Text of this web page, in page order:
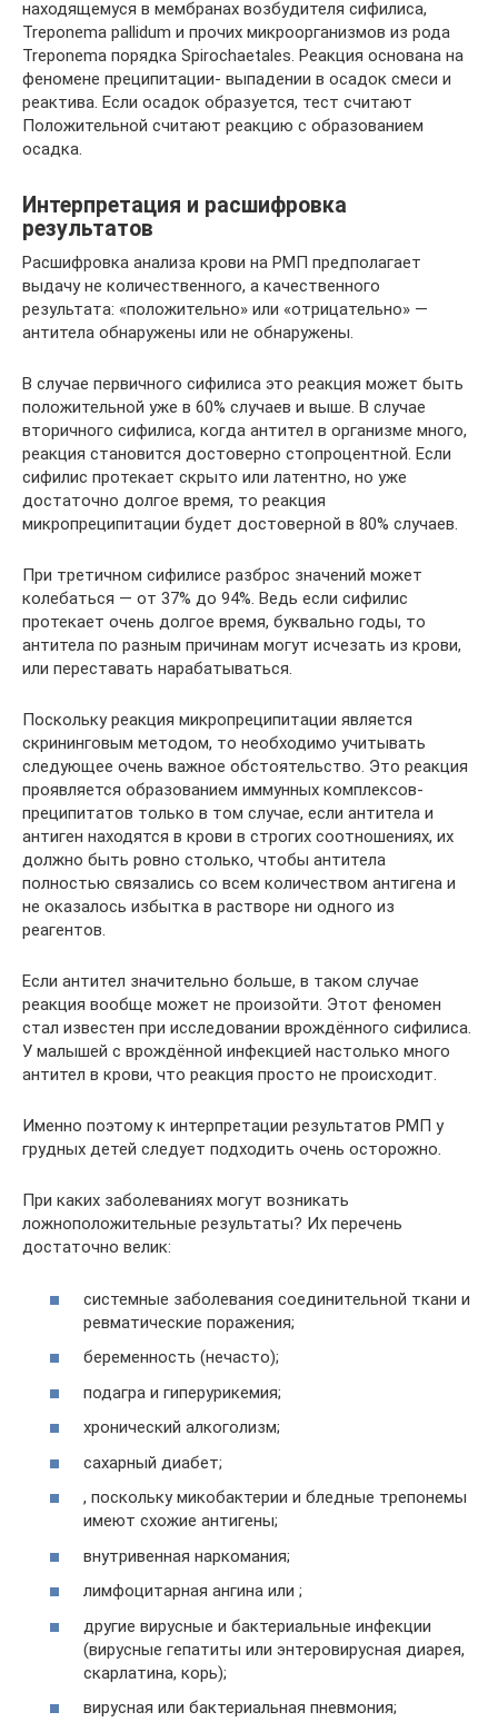
находящемуся в мембранах возбудителя сифилиса,
Treponema pallidum и прочих микроорганизмов из рода
Treponema порядка Spirochaetales. Реакция основана на
феномене преципитации- выпадении в осадок смеси и
реактива. Если осадок образуется, тест считают
Положительной считают реакцию с образованием
осадка.
Интерпретация и расшифровка
результатов
Расшифровка анализа крови на РМП предполагает
выдачу не количественного, а качественного
результата: «положительно» или «отрицательно» —
антитела обнаружены или не обнаружены.
В случае первичного сифилиса это реакция может быть
положительной уже в 60% случаев и выше. В случае
вторичного сифилиса, когда антител в организме много,
реакция становится достоверно стопроцентной. Если
сифилис протекает скрыто или латентно, но уже
достаточно долгое время, то реакция
микропреципитации будет достоверной в 80% случаев.
При третичном сифилисе разброс значений может
колебаться — от 37% до 94%. Ведь если сифилис
протекает очень долгое время, буквально годы, то
антитела по разным причинам могут исчезать из крови,
или переставать нарабатываться.
Поскольку реакция микропреципитации является
скрининговым методом, то необходимо учитывать
следующее очень важное обстоятельство. Это реакция
проявляется образованием иммунных комплексов-
преципитатов только в том случае, если антитела и
антиген находятся в крови в строгих соотношениях, их
должно быть ровно столько, чтобы антитела
полностью связались со всем количеством антигена и
не оказалось избытка в растворе ни одного из
реагентов.
Если антител значительно больше, в таком случае
реакция вообще может не произойти. Этот феномен
стал известен при исследовании врождённого сифилиса.
У малышей с врождённой инфекцией настолько много
антител в крови, что реакция просто не происходит.
Именно поэтому к интерпретации результатов РМП у
грудных детей следует подходить очень осторожно.
При каких заболеваниях могут возникать
ложноположительные результаты? Их перечень
достаточно велик:
системные заболевания соединительной ткани и
ревматические поражения;
беременность (нечасто);
подагра и гиперурикемия;
хронический алкоголизм;
сахарный диабет;
, поскольку микобактерии и бледные трепонемы
имеют схожие антигены;
внутривенная наркомания;
лимфоцитарная ангина или ;
другие вирусные и бактериальные инфекции
(вирусные гепатиты или энтеровирусная диарея,
скарлатина, корь);
вирусная или бактериальная пневмония;